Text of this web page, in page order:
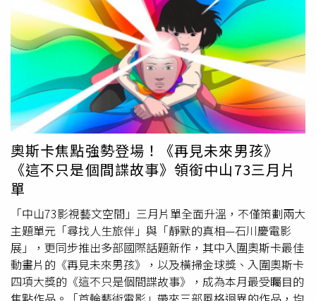
堅持親自將書本送到顧客家門口。兩人片中搭配天衣無縫，
將書中文字的正能量，精準傳遞在大銀幕上。有趣的是，該
片原著作者卡斯騰赫恩（Carsten Henn）還在自告奮勇在
片中客串演出一角，但由於看電影時被精采劇情緊緊吸住，
最後竟連自己出現在哪裡都沒注意到。《門對門移動書店》
將於明天（27日）起在台上映。
和獨特的面部表情，多年來塑造無數膾炙人口角色，從憤世
嫉俗的霸道總經理到沉默寡言的送書人，不僅自己演藝生涯
大放異彩，也豐富了德國影視的內涵，在漫長而輝煌的演
員、配音員和作家生涯，留下極亮眼成績。《門對門移動書
店》講述現實中幾乎不存在的「送書人」與樂觀聰明的9歲
女孩搭檔送書的感人故事。（圖／海鵬提供）形象優質的赫
斯特在電影方面以《吸特樂回來了！》、《趴兔青春期》等
賣座電影廣為人知，更曾幫《比得兔》、《憤怒鳥》等片獻
聲演出，擁有跨世代的高知名度。這次他榮獲創立逾半世
紀、表彰藝術成就與影響力的「卡爾瓦倫丁勳章」，不僅實
至名歸，更是眾望所歸。這次新片《門對門移動書店》改編
自風靡全球、銷售突破30國的暢銷小說〈送書人〉，劇情講
述現實中幾乎不存在的「送書人」卡爾（赫斯特 飾）的感
人故事。活在文字和文學世界的他，與樂觀聰明的9歲女孩
莎莎（尤娜班尼特 Yuna Bennett 飾）搭檔，將書本親自送
到顧客家門口。途中兩人更藉如詩如畫的山城景觀，幽默詩
意的文學典故療癒心靈。克里斯多福赫斯特在電影《門對門
移動書店》金句「每個人都是一本待讀的書」點出故事主
奧斯卡焦點強勢登場！《再見未來男孩》
《這不只是個間諜故事》領銜中山73三月片
單
「中山73影視藝文空間」三月片單全面升溫，不僅策劃兩大
主題單元「尋找人生旅伴」與「靜默的真相—石川慶電影
展」，更同步推出多部國際話題新作，其中入圍奧斯卡最佳
動畫片的《再見未來男孩》，以及橫掃金球獎、入圍奧斯卡
四項大獎的《這不只是個間諜故事》，成為本月最受矚目的